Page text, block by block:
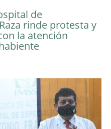
de
rinde protesta y
la atención